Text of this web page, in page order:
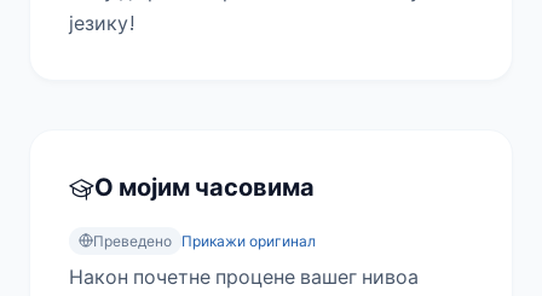
језику!
О мојим часовима
Преведено Прикажи оригинал
Након почетне процене вашег нивоа